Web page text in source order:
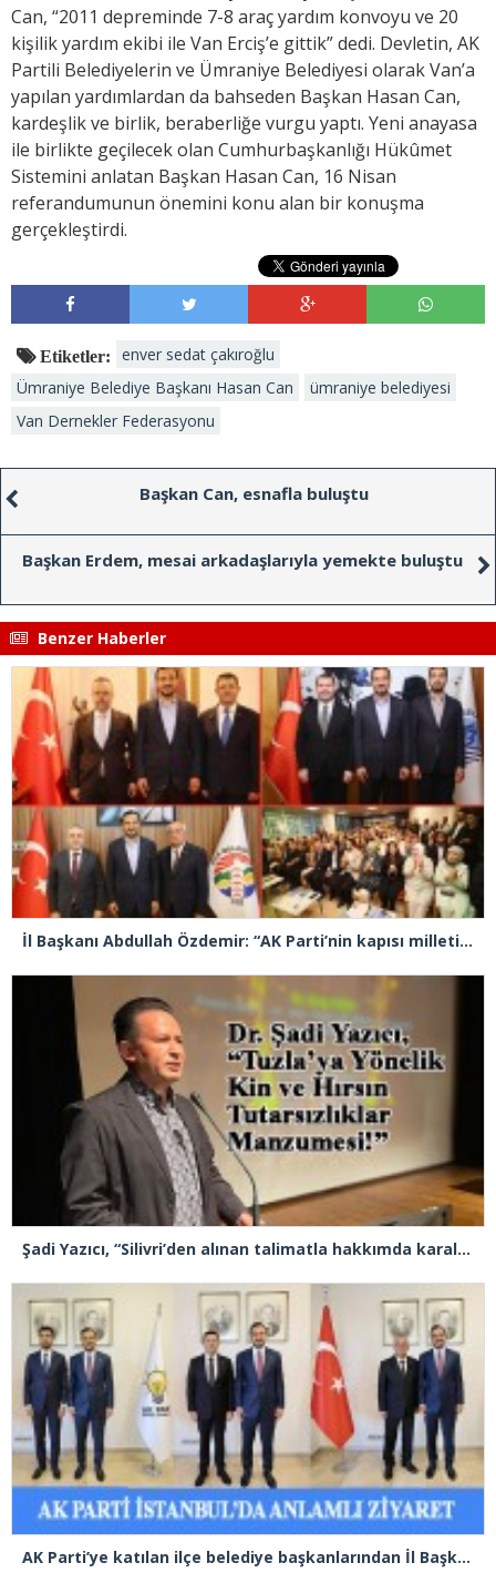
Can, “2011 depreminde 7-8 araç yardım konvoyu ve 20
kişilik yardım ekibi ile Van Erciş’e gittik” dedi. Devletin, AK
Partili Belediyelerin ve Ümraniye Belediyesi olarak Van’a
yapılan yardımlardan da bahseden Başkan Hasan Can,
kardeşlik ve birlik, beraberliğe vurgu yaptı. Yeni anayasa
ile birlikte geçilecek olan Cumhurbaşkanlığı Hükûmet
Sistemini anlatan Başkan Hasan Can, 16 Nisan
referandumunun önemini konu alan bir konuşma
gerçekleştirdi.
Etiketler:
enver sedat çakıroğlu
Ümraniye Belediye Başkanı Hasan Can
ümraniye belediyesi
Van Dernekler Federasyonu
Başkan Can, esnafla buluştu
Başkan Erdem, mesai arkadaşlarıyla yemekte buluştu
Benzer Haberler
İl Başkanı Abdullah Özdemir: “AK Parti’nin kapısı milletine hizmet etmek isteyen herkese açıktır”
Şadi Yazıcı, “Silivri’den alınan talimatla hakkımda karalama kampanyası yürütülüyor”
AK Parti’ye katılan ilçe belediye başkanlarından İl Başkanı Özdemir’e ziyaret